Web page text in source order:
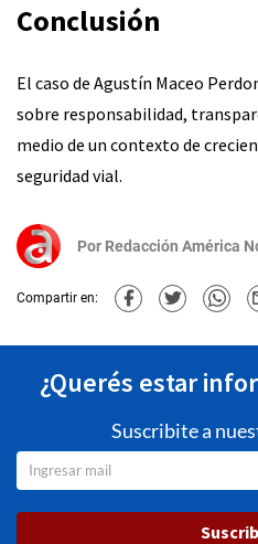
Conclusión
El caso de Agustín Maceo
sobre responsabilidad,
medio de un contexto de
seguridad vial.
Por Redacción América
Compartir en:
¿Querés estar
Suscribite a